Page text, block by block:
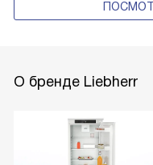
О бренде Liebherr